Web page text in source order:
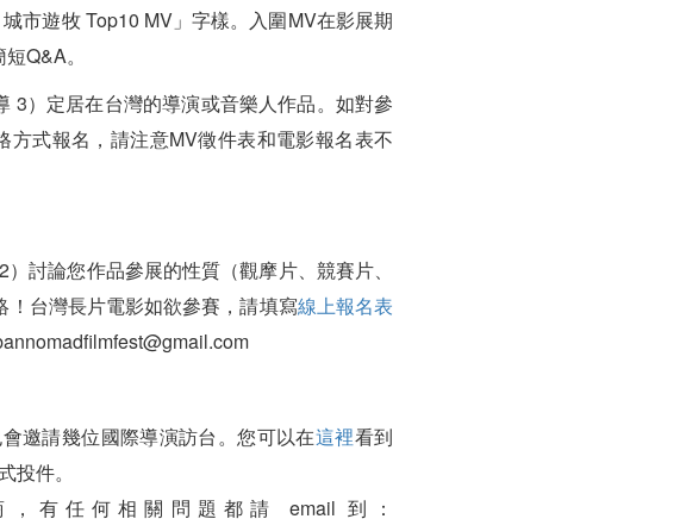
市遊牧 Top10 MV」字樣。入圍MV在影展期
Q&A。
3）定居在台灣的導演或音樂人作品。如對參
式報名，請注意MV徵件表和電影報名表不
討論您作品參展的性質（觀摩片、競賽片、
台灣長片電影如欲參賽，請填寫線上報名表
邀請幾位國際導演訪台。您可以在這裡看到
投件。
有任何相關問題都請 email 到：